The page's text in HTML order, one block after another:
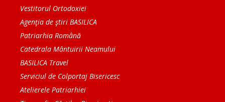
Vestitorul Ortodoxiei
Agenţia de ştiri BASILICA
Patriarhia Română
Catedrala Mântuirii Neamului
BASILICA Travel
Serviciul de Colportaj Bisericesc
Atelierele Patriarhiei